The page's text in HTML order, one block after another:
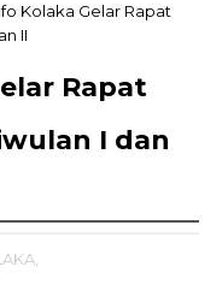
Kolaka Gelar Rapat
II
Rapat
I dan